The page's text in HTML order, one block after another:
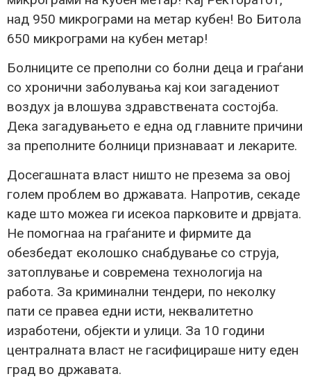
над 950 микрограми на метар кубен! Во Битола
650 микрограми на кубен метар!
Болниците се преполни со болни деца и граѓани
со хронични заболувања кај кои загадениот
воздух ја влошува здравствената состојба.
Дека загадувањето е една од главните причини
за преполните болници признаваат и лекарите.
Досегашната власт ништо не презема за овој
голем проблем во државата. Напротив, секаде
каде што можеа ги исекоа парковите и дрвјата.
Не помогнаа на граѓаните и фирмите да
обезбедат еколошко снабдување со струја,
затоплување и современа технологија на
работа. За криминални тендери, по неколку
пати се правеа едни исти, неквалитетно
изработени, објекти и улици. За 10 години
централната власт не гасифицираше ниту еден
град во државата.